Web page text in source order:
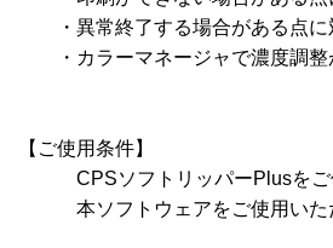
・異常終了する場合がある点に
・カラーマネージャで濃度調整
【ご使用条件】
CPSソフトリッパーPlusをご
本ソフトウェアをご使用いた